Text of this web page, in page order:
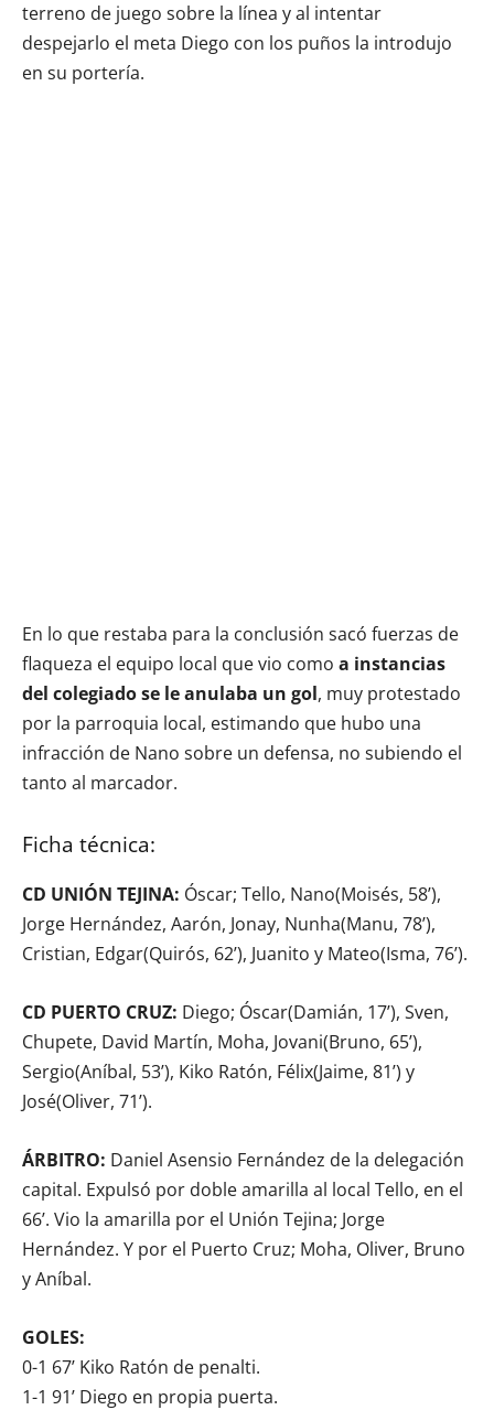
terreno de juego sobre la línea y al intentar
despejarlo el meta Diego con los puños la introdujo
en su portería.
En lo que restaba para la conclusión sacó fuerzas de
flaqueza el equipo local que vio como a instancias
del colegiado se le anulaba un gol, muy protestado
por la parroquia local, estimando que hubo una
infracción de Nano sobre un defensa, no subiendo el
tanto al marcador.
Ficha técnica:
CD UNIÓN TEJINA: Óscar; Tello, Nano(Moisés, 58’),
Jorge Hernández, Aarón, Jonay, Nunha(Manu, 78’),
Cristian, Edgar(Quirós, 62’), Juanito y Mateo(Isma, 76’).
CD PUERTO CRUZ: Diego; Óscar(Damián, 17’), Sven,
Chupete, David Martín, Moha, Jovani(Bruno, 65’),
Sergio(Aníbal, 53’), Kiko Ratón, Félix(Jaime, 81’) y
José(Oliver, 71’).
ÁRBITRO: Daniel Asensio Fernández de la delegación
capital. Expulsó por doble amarilla al local Tello, en el
66’. Vio la amarilla por el Unión Tejina; Jorge
Hernández. Y por el Puerto Cruz; Moha, Oliver, Bruno
y Aníbal.
GOLES:
0-1 67’ Kiko Ratón de penalti.
1-1 91’ Diego en propia puerta.